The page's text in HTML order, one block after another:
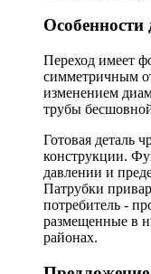
Особенности
Переход имеет
симметричным
изменением
трубы
Готовая деталь
конструкции.
давлении и
Патрубки
потребитель -
размещенные в
районах.